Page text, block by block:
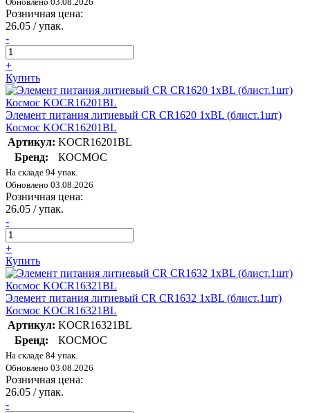
Розничная цена:
26.05 / упак.
-
+
Купить
Элемент питания литиевый CR CR1620 1хBL (блист.1шт)
Космос KOCR16201BL
Артикул: KOCR16201BL
Бренд:
КОСМОС
На складе 94 упак.
Обновлено 03.08.2026
Розничная цена:
26.05 / упак.
-
+
Купить
Элемент питания литиевый CR CR1632 1хBL (блист.1шт)
Космос KOCR16321BL
Артикул: KOCR16321BL
Бренд:
КОСМОС
На складе 84 упак.
Обновлено 03.08.2026
Розничная цена:
26.05 / упак.
-